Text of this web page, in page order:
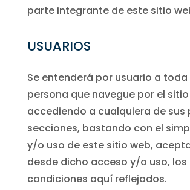
parte integrante de este sitio
USUARIOS
Se entenderá por usuario a
persona que navegue por el
accediendo a cualquiera de sus
secciones, bastando con el
y/o uso de este sitio web,
desde dicho acceso y/o uso,
condiciones aquí reflejados.